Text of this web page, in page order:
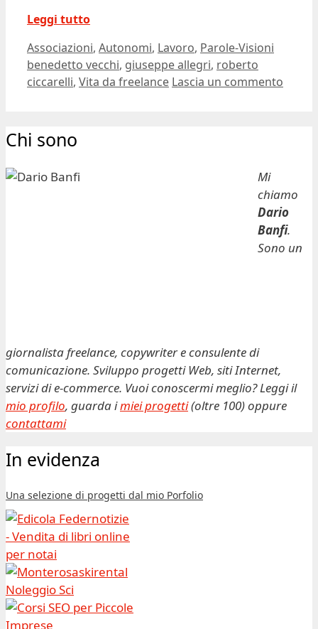
Leggi tutto
Categorie
Associazioni, Autonomi, Lavoro, Parole-Visioni
benedetto vecchi, giuseppe allegri, roberto
ciccarelli, Vita da freelance Lascia un commento
Chi sono
Mi
chiamo
Dario
Banfi.
Sono un
giornalista freelance, copywriter e consulente di
comunicazione. Sviluppo progetti Web, siti Internet,
servizi di e-commerce. Vuoi conoscermi meglio? Leggi il
mio profilo, guarda imiei progetti(oltre 100) oppure
contattami
In evidenza
Una selezione di progetti dal mio Porfolio